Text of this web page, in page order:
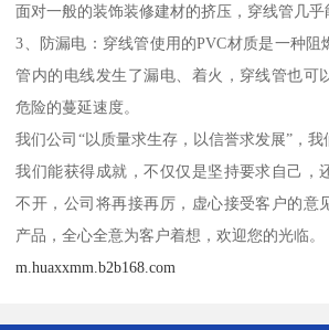
面对一般的装饰装修建材的挤压，穿线管几乎
3、防漏电：穿线管使用的PVC材质是一种阻
管内的电线发生了漏电、着火，穿线管也可
危险的蔓延速度。
我们公司“以质量求生存，以信誉求发展”，我
我们能获得成就，不仅仅是坚持要求自己，
不开，公司将再接再厉，虚心接受客户的意
产品，全心全意为客户着想，欢迎您的光临。
m.huaxxmm.b2b168.com